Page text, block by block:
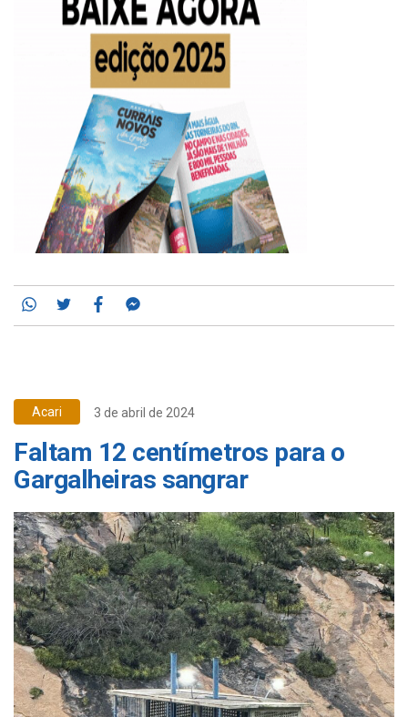
Whatsapp
TwitterFacebook
Acari 3 de abril de 2024
Faltam 12 centímetros para o
Gargalheiras sangrar